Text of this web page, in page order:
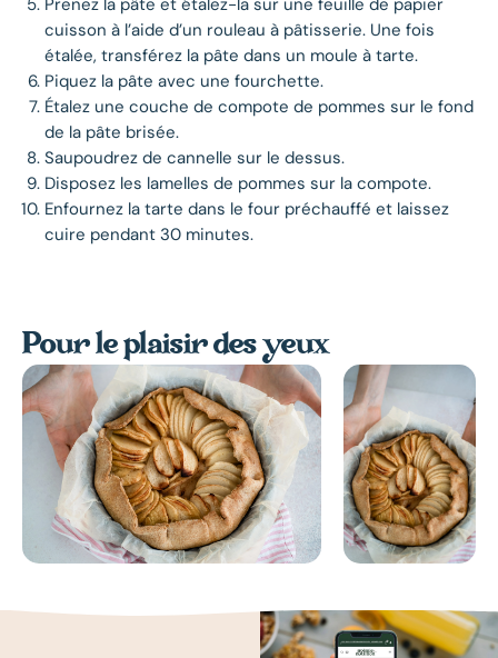
Prenez la pâte et étalez-la sur une feuille de papier
cuisson à l’aide d’un rouleau à pâtisserie. Une fois
étalée, transférez la pâte dans un moule à tarte.
Piquez la pâte avec une fourchette.
Étalez une couche de compote de pommes sur le fond
de la pâte brisée.
Saupoudrez de cannelle sur le dessus.
Disposez les lamelles de pommes sur la compote.
Enfournez la tarte dans le four préchauffé et laissez
cuire pendant 30 minutes.
Pour le plaisir des yeux